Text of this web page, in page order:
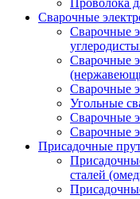
Проволока
Сварочные
Сварочные
Сварочные
Сварочные
Угольные
Сварочные
Сварочные
Присадочные
сталей